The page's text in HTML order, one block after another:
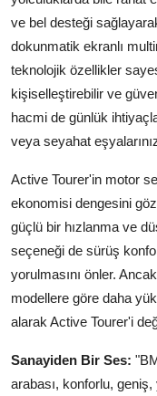
ve bel desteği
dokunmatik ekranlı
teknolojik özellikler
kişiselleştirebilir ve
hacmi de günlük
veya seyahat
Active Tourer'in motor
ekonomisi dengesini
güçlü bir hızlanma ve
seçeneği de sürüş
yorulmasını önler.
modellere göre daha
alarak Active Tourer'i
Sanayiden Bir Ses:
arabası, konforlu,